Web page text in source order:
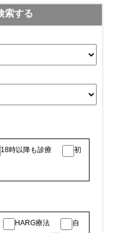
索する
18時以降も診療
初
HARG療法
自